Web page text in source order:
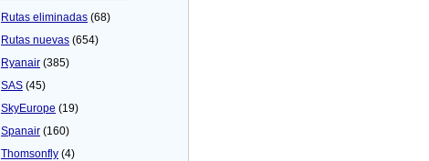
Rutas eliminadas (68)
Rutas nuevas (654)
Ryanair (385)
SAS (45)
SkyEurope (19)
Spanair (160)
Thomsonfly (4)